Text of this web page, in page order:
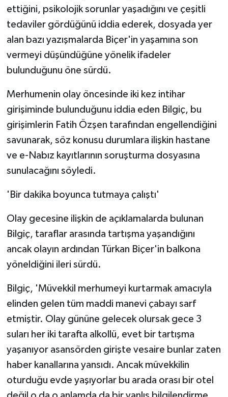
ettiğini, psikolojik sorunlar yaşadığını ve çeşitli
tedaviler gördüğünü iddia ederek, dosyada yer
alan bazı yazışmalarda Biçer'in yaşamına son
vermeyi düşündüğüne yönelik ifadeler
bulunduğunu öne sürdü.
Merhumenin olay öncesinde iki kez intihar
girişiminde bulunduğunu iddia eden Bilgiç, bu
girişimlerin Fatih Özşen tarafından engellendiğini
savunarak, söz konusu durumlara ilişkin hastane
ve e-Nabız kayıtlarının soruşturma dosyasına
sunulacağını söyledi.
'Bir dakika boyunca tutmaya çalıştı'
Olay gecesine ilişkin de açıklamalarda bulunan
Bilgiç, taraflar arasında tartışma yaşandığını
ancak olayın ardından Türkan Biçer'in balkona
yöneldiğini ileri sürdü.
Bilgiç, 'Müvekkil merhumeyi kurtarmak amacıyla
elinden gelen tüm maddi manevi çabayı sarf
etmiştir. Olay gününe gelecek olursak gece 3
suları her iki tarafta alkollü, evet bir tartışma
yaşanıyor asansörden girişte vesaire bunlar zaten
haber kanallarına yansıdı. Ancak müvekkilin
oturduğu evde yaşıyorlar bu arada orası bir otel